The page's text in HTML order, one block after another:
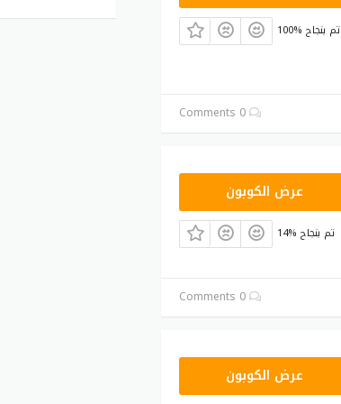
100% تم بنجاح
عرض الكوبون
14% تم بنجاح
عرض الكوبون